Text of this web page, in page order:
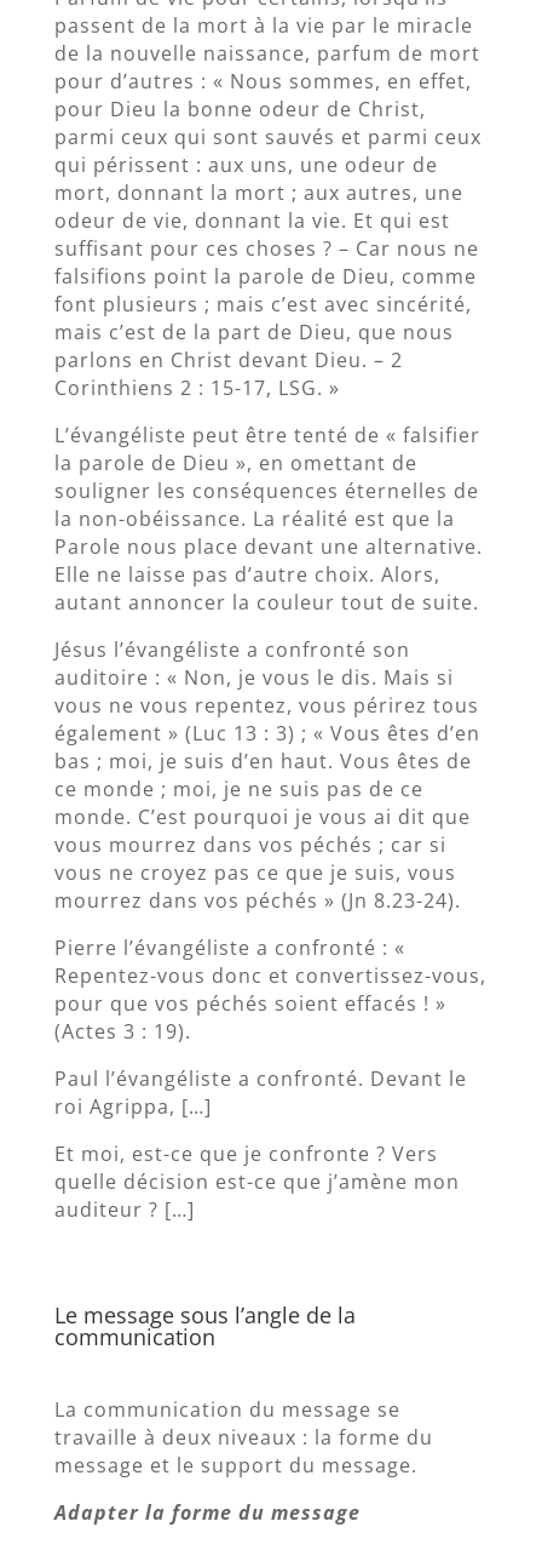
passent de la mort à la vie par le miracle
de la nouvelle naissance, parfum de mort
pour d’autres : « Nous sommes, en effet,
pour Dieu la bonne odeur de Christ,
parmi ceux qui sont sauvés et parmi ceux
qui périssent : aux uns, une odeur de
mort, donnant la mort ; aux autres, une
odeur de vie, donnant la vie. Et qui est
suffisant pour ces choses ? – Car nous ne
falsifions point la parole de Dieu, comme
font plusieurs ; mais c’est avec sincérité,
mais c’est de la part de Dieu, que nous
parlons en Christ devant Dieu. – 2
Corinthiens 2 : 15-17, LSG. »
L’évangéliste peut être tenté de « falsifier
la parole de Dieu », en omettant de
souligner les conséquences éternelles de
la non-obéissance. La réalité est que la
Parole nous place devant une alternative.
Elle ne laisse pas d’autre choix. Alors,
autant annoncer la couleur tout de suite.
Jésus l’évangéliste a confronté son
auditoire : « Non, je vous le dis. Mais si
vous ne vous repentez, vous périrez tous
également » (Luc 13 : 3) ; « Vous êtes d’en
bas ; moi, je suis d’en haut. Vous êtes de
ce monde ; moi, je ne suis pas de ce
monde. C’est pourquoi je vous ai dit que
vous mourrez dans vos péchés ; car si
vous ne croyez pas ce que je suis, vous
mourrez dans vos péchés » (Jn 8.23-24).
Pierre l’évangéliste a confronté : «
Repentez-vous donc et convertissez-vous,
pour que vos péchés soient effacés ! »
(Actes 3 : 19).
Paul l’évangéliste a confronté. Devant le
roi Agrippa, […]
Et moi, est-ce que je confronte ? Vers
quelle décision est-ce que j’amène mon
auditeur ? […]
Le message sous l’angle de la
communication
La communication du message se
travaille à deux niveaux : la forme du
message et le support du message.
Adapter la forme du message